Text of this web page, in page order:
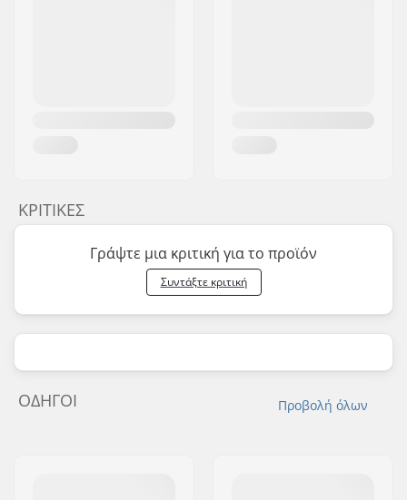
ΚΡΙΤΙΚΈΣ
Γράψτε μια κριτική για το προϊόν
Συντάξτε κριτική
Προβολή όλων
ΟΔΗΓΟΊ